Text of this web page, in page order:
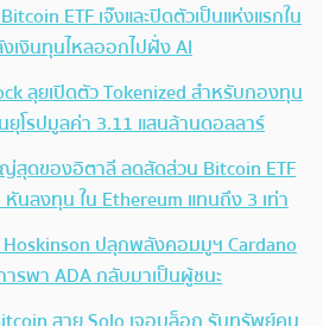
ETF เจ๊งและปิดตัวเป็นแห่งแรกใน
เงินทุนไหลออกไปฝั่ง AI
ลุยเปิดตัว Tokenized สำหรับกองทุน
ยุโรปมูลค่า 3.11 แสนล้านดอลลาร์
สุดของอิตาลี ลดสัดส่วน Bitcoin ETF
นลงทุน ใน Ethereum แทนถึง 3 เท่า
Hoskinson ปลุกพลังคอมมูฯ Cardano
รพา ADA กลับมาเป็นผู้ชนะ